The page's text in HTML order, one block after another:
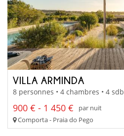
VILLA ARMINDA
8 personnes • 4 chambres • 4 sdb
900 € - 1 450 €
par nuit
Comporta - Praia do Pego